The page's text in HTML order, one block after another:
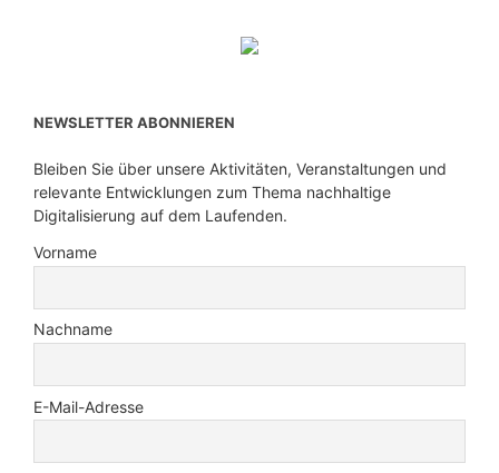
NEWSLETTER ABONNIEREN
Bleiben Sie über unsere Aktivitäten, Veranstaltungen und
relevante Entwicklungen zum Thema nachhaltige
Digitalisierung auf dem Laufenden.
Vorname
Nachname
E-Mail-Adresse